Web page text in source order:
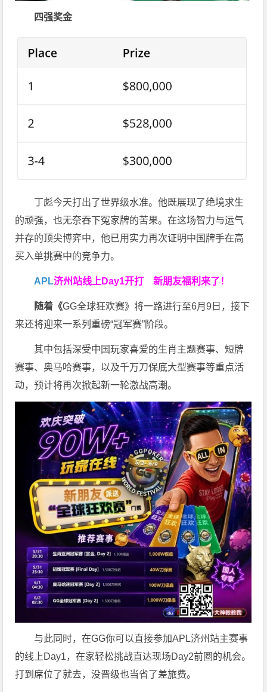
四强奖金
丁彪今天打出了世界级水准。他既展现了绝境求生
的顽强，也无奈吞下冤家牌的苦果。在这场智力与运气
并存的顶尖博弈中，他已用实力再次证明中国牌手在高
买入单挑赛中的竞争力。
APL济州站线上Day1开打新朋友福利来了！
随着《GG全球狂欢赛》将一路进行至6月9日，接下
来还将迎来一系列重磅“冠军赛”阶段。
其中包括深受中国玩家喜爱的生肖主题赛事、短牌
赛事、奥马哈赛事，以及千万刀保底大型赛事等重点活
动，预计将再次掀起新一轮激战高潮。
与此同时，在GG你可以直接参加APL济州站主赛事
的线上Day1，在家轻松挑战直达现场Day2前圈的机会。
打到席位了就去，没晋级也当省了差旅费。